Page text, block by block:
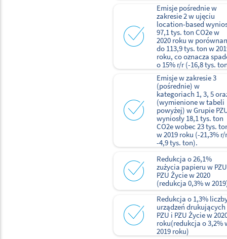
Emisje pośrednie w
zakresie 2 w ujęciu
location-based
97,1 tys. ton CO2e w
2020 roku w
do 113,9 tys. ton w
roku, co oznacza
o 15% r/r (-16,8 tys.
Emisje w zakresie 3
(pośrednie) w
kategoriach 1, 3, 5
(wymienione w tabeli
powyżej) w Grupie
wyniosły 18,1 tys. ton
CO2e wobec 23 tys.
w 2019 roku (-21,3% r/
-4,9 tys. ton).
Redukcja o 26,1%
zużycia papieru w
PZU Życie w 2020
(redukcja 0,3% w
Redukcja o 1,3%
urządzeń
PZU i PZU Życie w
roku(redukcja o 3,2%
2019 roku)